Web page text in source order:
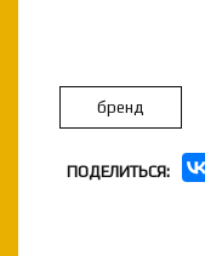
бренд
ПОДЕЛИТЬСЯ: